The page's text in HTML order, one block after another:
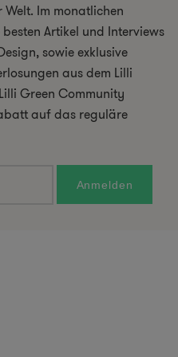
Im monatlichen
Artikel und Interviews
sowie exklusive
aus dem Lilli
Green Community
auf das reguläre